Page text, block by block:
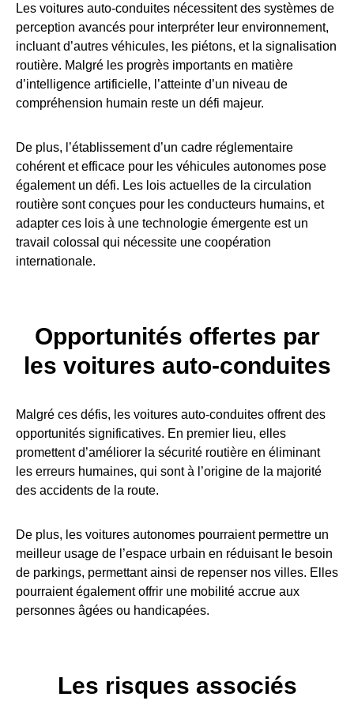
Les voitures auto-conduites nécessitent des systèmes de
perception avancés pour interpréter leur environnement,
incluant d’autres véhicules, les piétons, et la signalisation
routière. Malgré les progrès importants en matière
d’intelligence artificielle, l’atteinte d’un niveau de
compréhension humain reste un défi majeur.
De plus, l’établissement d’un cadre réglementaire
cohérent et efficace pour les véhicules autonomes pose
également un défi. Les lois actuelles de la circulation
routière sont conçues pour les conducteurs humains, et
adapter ces lois à une technologie émergente est un
travail colossal qui nécessite une coopération
internationale.
Opportunités offertes par
les voitures auto-conduites
Malgré ces défis, les voitures auto-conduites offrent des
opportunités significatives. En premier lieu, elles
promettent d’améliorer la sécurité routière en éliminant
les erreurs humaines, qui sont à l’origine de la majorité
des accidents de la route.
De plus, les voitures autonomes pourraient permettre un
meilleur usage de l’espace urbain en réduisant le besoin
de parkings, permettant ainsi de repenser nos villes. Elles
pourraient également offrir une mobilité accrue aux
personnes âgées ou handicapées.
Les risques associés